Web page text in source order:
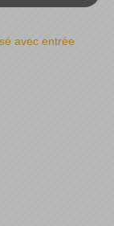
avec entrée